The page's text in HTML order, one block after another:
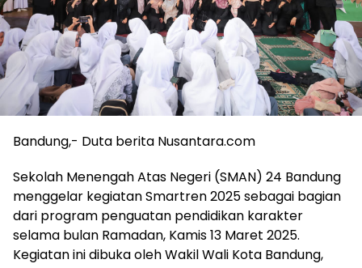
Bandung,- Duta berita Nusantara.com
Sekolah Menengah Atas Negeri (SMAN) 24 Bandung
menggelar kegiatan Smartren 2025 sebagai bagian
dari program penguatan pendidikan karakter
selama bulan Ramadan, Kamis 13 Maret 2025.
Kegiatan ini dibuka oleh Wakil Wali Kota Bandung,